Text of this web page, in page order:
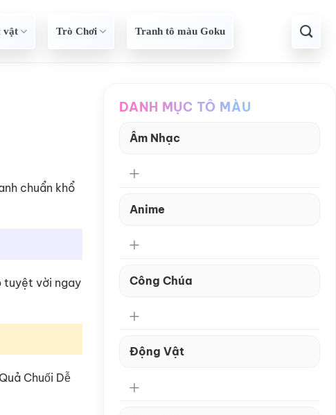
vật Trò Chơi Tranh tô màu Goku
chuẩn khổ
tuyệt vời ngay
Chuối Dễ
DANH MỤC TÔ MÀU
Âm Nhạc
Anime
Công Chúa
Động Vật